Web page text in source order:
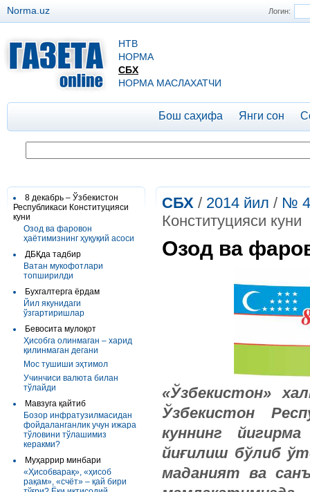
Логин:
Norma.uz
НТВ
НОРМА
СБХ
НОРМА МАСЛАХАТЧИ
Бош саҳифа Янги сон
8 декабрь – Ўзбекистон
Республикаси Конституцияси
куни
Озод ва фаровон
ҳаётимизнинг ҳуқуқий асоси
ДБҚда тадбир
Ватан мукофотлари
топширилди
Бухгалтерга ёрдам
Йил якунидаги
ўзгартиришлар
Бевосита мулоқот
Ҳисобга олинмаган – харид
қилинмаган дегани
Мос тушиши эҳтимол
Учинчиси валюта билан
тўлайди
Мавзуга қайтиб
Бозор инфратузилмасидан
фойдаланганлик учун ижара
тўловини тўлашимиз
керакми?
Муҳаррир минбари
«Ҳисобварақ», «ҳисоб
рақам», «счёт» – қай бири
СБХ / 2014 йил / №
Конституцияси куни
Озод ва
«Ўзбекистон»
Ўзбекистон
куннинг
йигирма
йиғилиш бўлиб
маданият ва